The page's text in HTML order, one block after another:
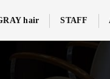
hair STAFF